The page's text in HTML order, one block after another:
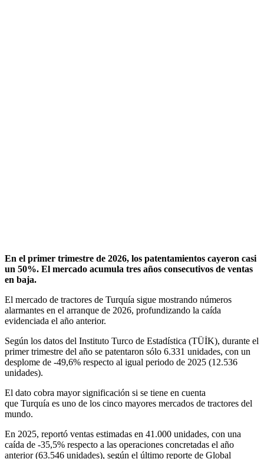
En el primer trimestre de 2026, los patentamientos cayeron casi
un 50%. El mercado acumula tres años consecutivos de ventas
en baja.
El mercado de tractores de Turquía sigue mostrando números
alarmantes en el arranque de 2026, profundizando la caída
evidenciada el año anterior.
Según los datos del Instituto Turco de Estadística (TÜİK), durante el
primer trimestre del año se patentaron sólo 6.331 unidades, con un
desplome de -49,6% respecto al igual periodo de 2025 (12.536
unidades).
El dato cobra mayor significación si se tiene en cuenta
que Turquía es uno de los cinco mayores mercados de tractores del
mundo.
En 2025, reportó ventas estimadas en 41.000 unidades, con una
caída de -35,5% respecto a las operaciones concretadas el año
anterior (63.546 unidades), según el último reporte de Global